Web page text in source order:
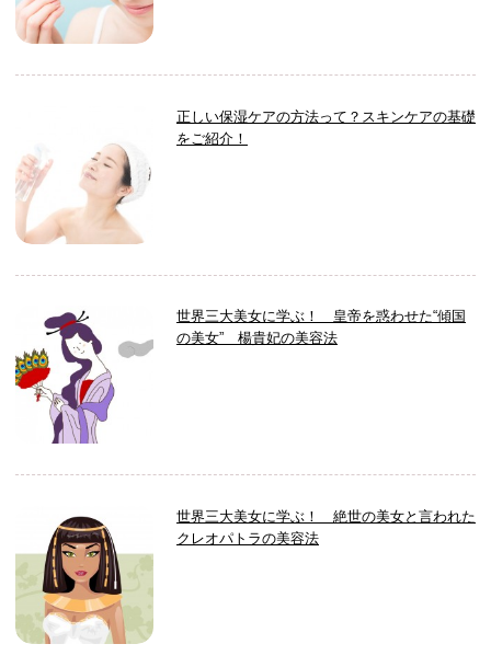
正しい保湿ケアの方法って？スキンケアの基礎
をご紹介！
世界三大美女に学ぶ！ 皇帝を惑わせた“傾国
の美女” 楊貴妃の美容法
世界三大美女に学ぶ！ 絶世の美女と言われた
クレオパトラの美容法